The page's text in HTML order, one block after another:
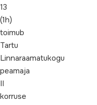
13
(1h)
toimub
Tartu
Linnaraamatukogu
peamaja
II
korruse